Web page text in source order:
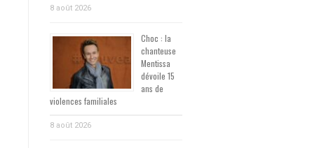
8 août 2026
Choc : la
chanteuse
Mentissa
dévoile 15
ans de
violences familiales
8 août 2026